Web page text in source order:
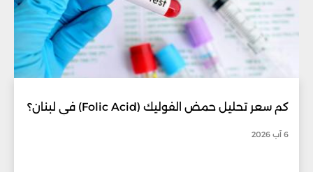
كم سعر تحليل حمض الفوليك (Folic Acid) في لبنان؟
6 آب 2026